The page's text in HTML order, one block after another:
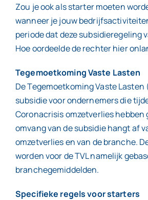
Zou je ook als starter moeten
wanneer je jouw
periode dat deze subsidieregeling
Hoe oordeelde de rechter hier
Tegemoetkoming Vaste Lasten
De Tegemoetkoming Vaste Lasten
subsidie voor ondernemers die
Coronacrisis omzetverlies hebben
omvang van de subsidie hangt af
omzetverlies en van de branche.
worden voor de TVL namelijk
branchegemiddelden.
Specifieke regels voor starters